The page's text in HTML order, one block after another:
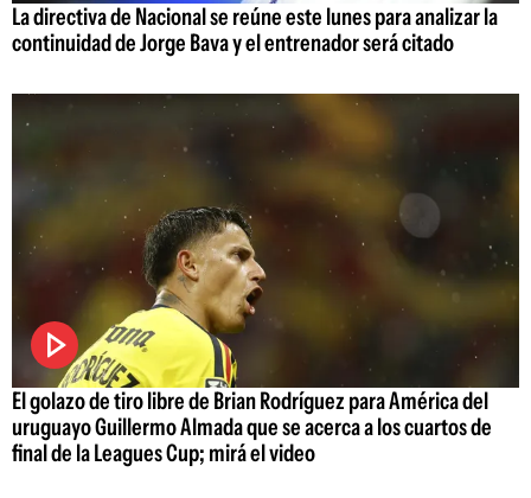
La directiva de Nacional se reúne este lunes para analizar la
continuidad de Jorge Bava y el entrenador será citado
El golazo de tiro libre de Brian Rodríguez para América del
uruguayo Guillermo Almada que se acerca a los cuartos de
final de la Leagues Cup; mirá el video